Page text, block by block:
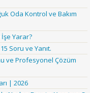
Oda Kontrol ve Bakım
Yarar?
Soru ve Yanıt.
ve Profesyonel Çözüm
| 2026